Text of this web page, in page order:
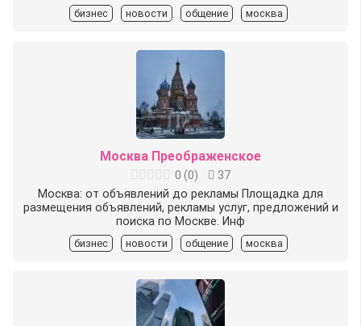
бизнес новости общение москва
Москва Преображенское
0 (0)
37
Москва: от объявлений до рекламы Площадка для
размещения объявлений, рекламы услуг, предложений и
поиска по Москве. Инф
бизнес новости общение москва